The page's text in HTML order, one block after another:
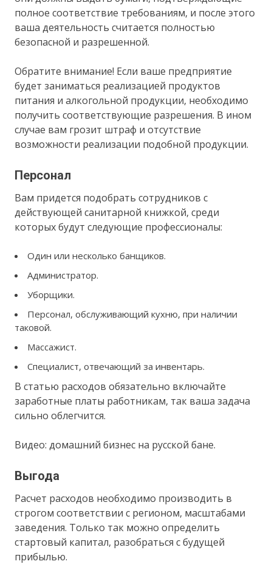
полное соответствие требованиям, и после этого
ваша деятельность считается полностью
безопасной и разрешенной.
Обратите внимание! Если ваше предприятие
будет заниматься реализацией продуктов
питания и алкогольной продукции, необходимо
получить соответствующие разрешения. В ином
случае вам грозит штраф и отсутствие
возможности реализации подобной продукции.
Персонал
Вам придется подобрать сотрудников с
действующей санитарной книжкой, среди
которых будут следующие профессионалы:
Один или несколько банщиков.
Администратор.
Уборщики.
Персонал, обслуживающий кухню, при наличии
таковой.
Массажист.
Специалист, отвечающий за инвентарь.
В статью расходов обязательно включайте
заработные платы работникам, так ваша задача
сильно облегчится.
Видео: домашний бизнес на русской бане.
Выгода
Расчет расходов необходимо производить в
строгом соответствии с регионом, масштабами
заведения. Только так можно определить
стартовый капитал, разобраться с будущей
прибылью.